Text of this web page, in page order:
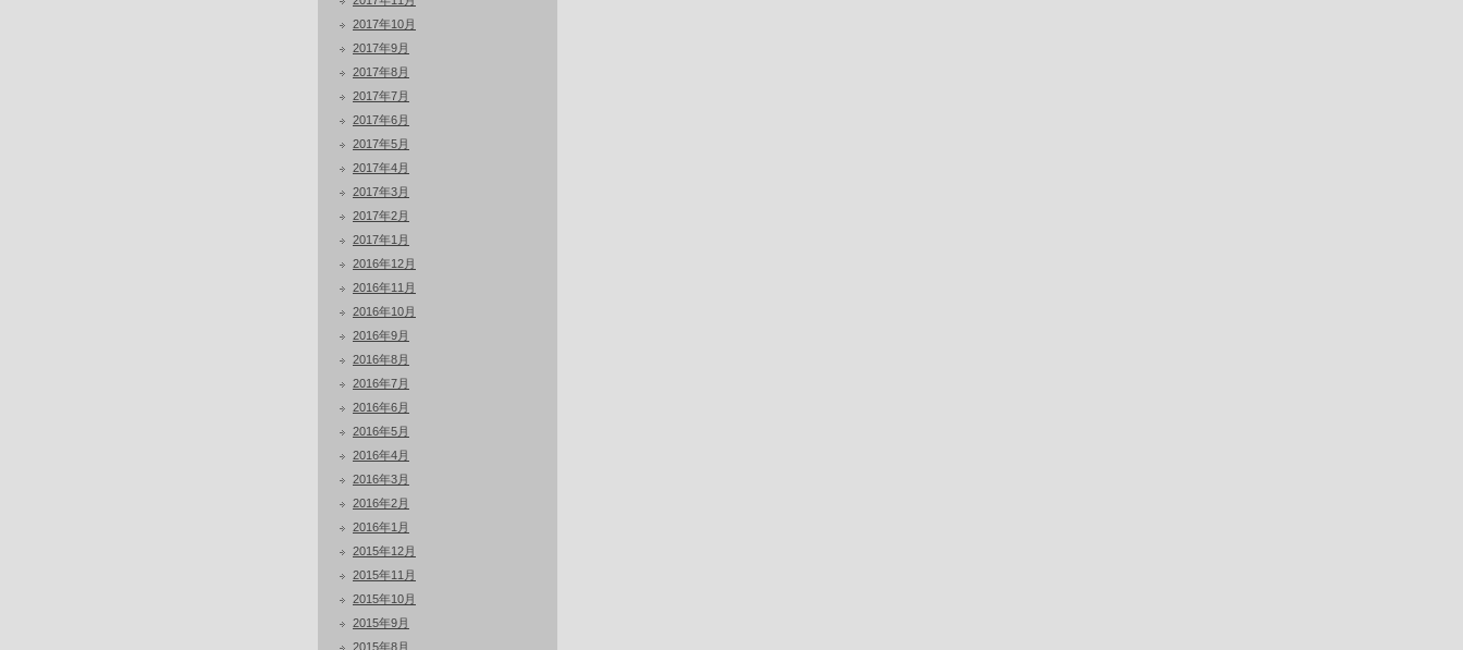
2017年10月
2017年9月
2017年8月
2017年7月
2017年6月
2017年5月
2017年4月
2017年3月
2017年2月
2017年1月
2016年12月
2016年11月
2016年10月
2016年9月
2016年8月
2016年7月
2016年6月
2016年5月
2016年4月
2016年3月
2016年2月
2016年1月
2015年12月
2015年11月
2015年10月
2015年9月
2015年8月